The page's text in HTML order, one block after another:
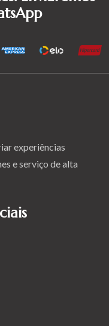
experiências
e serviço de alta